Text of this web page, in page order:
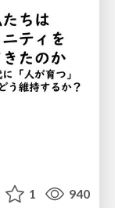
1 940